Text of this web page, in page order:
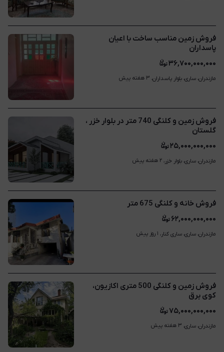
فروش زمین مناسب ساخت با اعیان
پاسداران
۳۶,۷۰۰,۰۰۰,۰۰۰
مازندران، ساری، بلوار پاسداران، ۳ هفته پیش
فروش زمین و کلنگی 740 متر در بلوار خزر ،
گلستان
۲۵,۰۰۰,۰۰۰,۰۰۰
مازندران، ساری، بلوار خزر، ۲ هفته پیش
فروش خانه و کلنگی 675 متر
۶۲,۰۰۰,۰۰۰,۰۰۰
مازندران، ساری، ساری کنار، ۱ روز پیش
فروش زمین و کلنگی 500 متری اکازیون،
کوی برق
۷۵,۰۰۰,۰۰۰,۰۰۰
مازندران، ساری، ۳ هفته پیش